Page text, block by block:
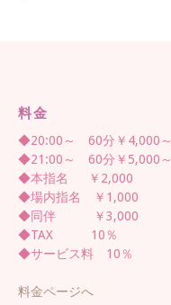
料金
◆20:00～ 60分￥4,000～
◆21:00～ 60分￥5,000～
◆本指名 ￥2,000
◆場内指名 ￥1,000
◆同伴 ￥3,000
◆TAX 10％
◆サービス料 10％
料金ページへ